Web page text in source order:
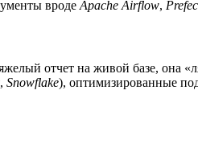
вроде Apache Airflow,
отчет на живой базе, она
, Snowflake), оптимизированные